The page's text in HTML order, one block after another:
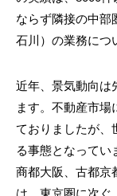
愛知県
滋賀県
山口県
石川県
ならず隣接の中部
石川）の業務につ
近年、景気動向は
ます。不動産市
ておりましたが、
る事態となってい
商都大阪、古都京